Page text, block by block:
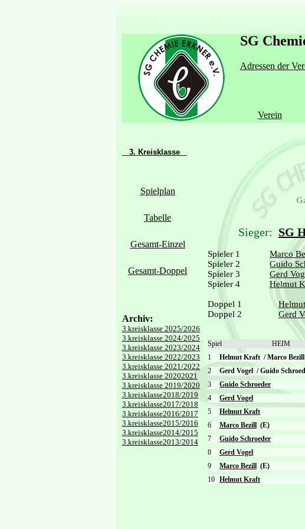
SG
Adressen der
Verein
3. Kreisklasse
Spielplan
Tabelle
Gesamt-Einzel
Gesamt-Doppel
Archiv:
3.kreisklasse 2025/2026
3.kreisklasse 2024/2025
3.kreisklasse 2023/2024
3.kreisklasse 2022/2023
3.kreisklasse 2021/2022
3.kreisklasse 20202021
3.kreisklasse 2019/2020
3.kreisklasse2018/2019
3.kreisklasse2017/2018
3.kreisklasse2016/2017
3.kreisklasse2015/2016
3.kreisklasse2014/2015
3.kreisklasse2013/2014
Sieger: SG
Spieler 1 Marco
Spieler 2
Guido
Spieler 3
Gerd
Spieler 4
Helmut
Doppel 1
Doppel 2
Gerd
Spiel HEIM
1
Helmut Kraft /Marco
2
Gerd Vogel /Guido
3
Guido Schroeder
4
Gerd Vogel
5
Helmut Kraft
6
Marco Bezill (E)
7
Guido Schroeder
8
Gerd Vogel
9
Marco Bezill (E)
10 Helmut Kraft